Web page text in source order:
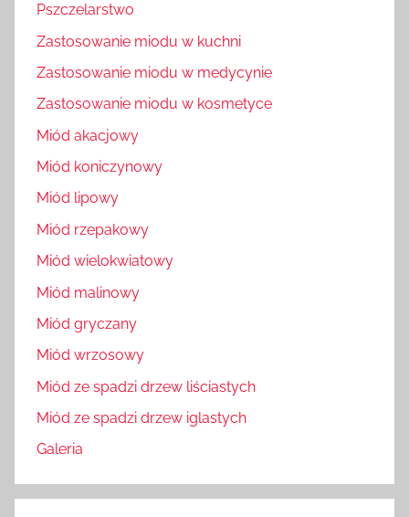
Pszczelarstwo
Zastosowanie miodu w kuchni
Zastosowanie miodu w medycynie
Zastosowanie miodu w kosmetyce
Miód akacjowy
Miód koniczynowy
Miód lipowy
Miód rzepakowy
Miód wielokwiatowy
Miód malinowy
Miód gryczany
Miód wrzosowy
Miód ze spadzi drzew liściastych
Miód ze spadzi drzew iglastych
Galeria